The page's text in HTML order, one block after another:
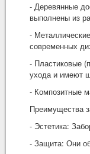
- Деревянные
выполнены из
-
современных
- Пластиковые
ухода и имеют
- Композитные
Преимущества
- Эстетика:
- Защита: Они